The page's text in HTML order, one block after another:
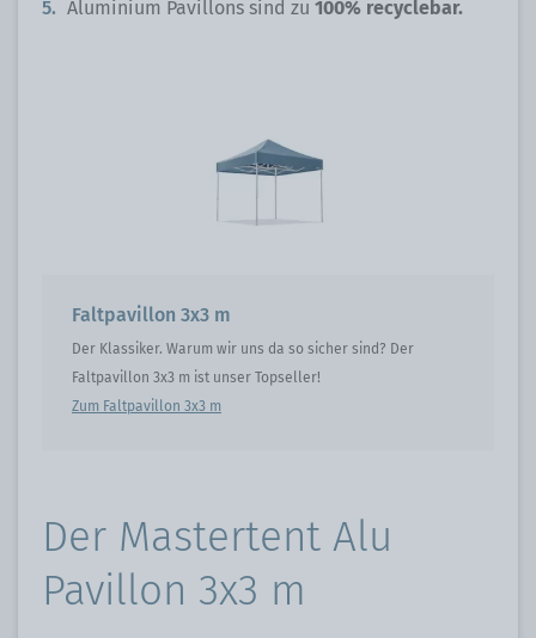
Aluminium Pavillons sind zu 100% recyclebar.
Faltpavillon 3x3 m
Der Klassiker. Warum wir uns da so sicher sind? Der
Faltpavillon 3x3 m ist unser Topseller!
Zum Faltpavillon 3x3 m
Der Mastertent Alu
Pavillon 3x3 m